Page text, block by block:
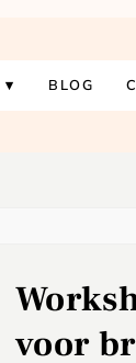
BLOG
voor